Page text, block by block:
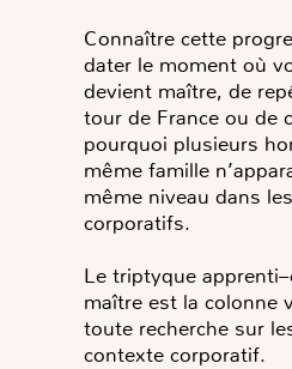
Connaître cette
dater le moment où
devient maître, de
tour de France ou de
pourquoi plusieurs
même famille
même niveau dans
corporatifs.
Le triptyque
maître est la colonne
toute recherche sur
contexte corporatif.